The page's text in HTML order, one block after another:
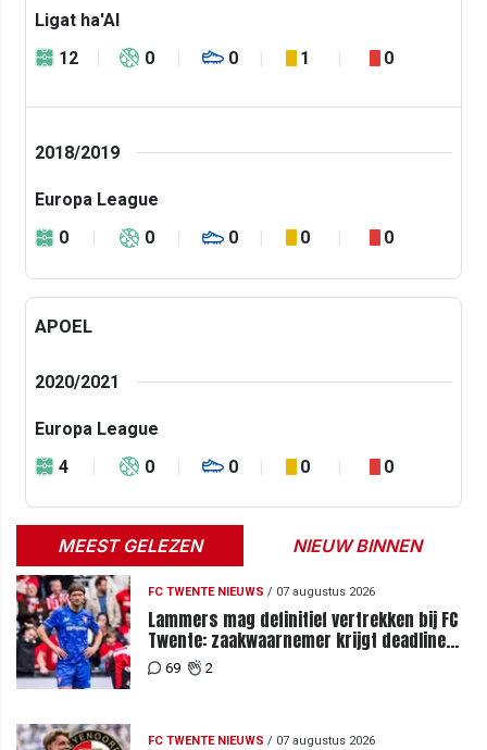
Ligat ha'Al
12
0 0 1 0
2018/2019
Europa League
0
0 0 0 0
APOEL
2020/2021
Europa League
4
0 0 0 0
MEEST GELEZEN NIEUW BINNEN
FC TWENTE NIEUWS / 07 augustus 2026
Lammers mag definitief vertrekken bij FC
Twente: zaakwaarnemer krijgt deadline
vanwege komst vervanger
69 2
FC TWENTE NIEUWS / 07 augustus 2026